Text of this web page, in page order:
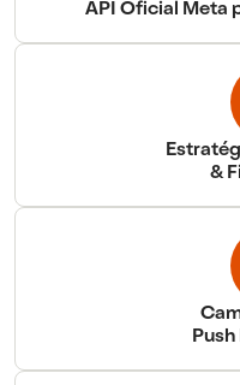
API Oficial Meta
&